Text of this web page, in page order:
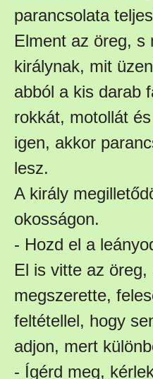
parancsolata
Elment az öreg, s
királynak, mit
abból a kis darab
rokkát, motollát
igen, akkor
lesz.
A király
okosságon.
- Hozd el a
El is vitte az öreg,
megszerette,
feltétellel, hogy
adjon, mert
- Ígérd meg,